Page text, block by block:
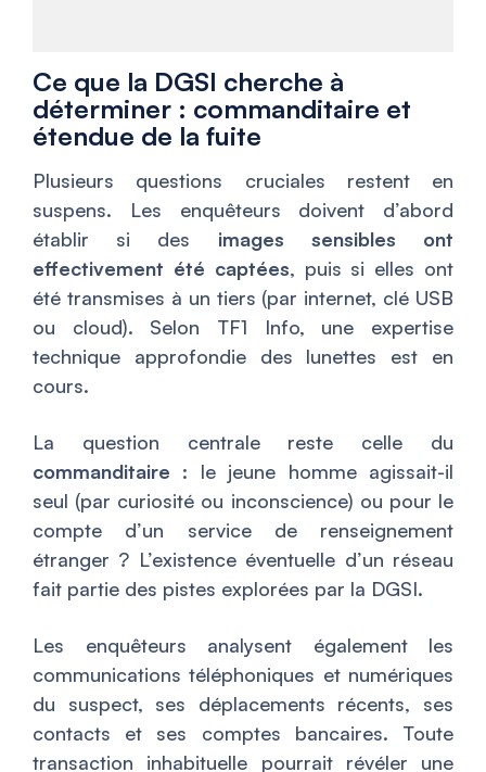
Ce que la DGSI cherche à
déterminer : commanditaire et
étendue de la fuite
Plusieurs questions cruciales restent en
suspens. Les enquêteurs doivent d’abord
établir si des images sensibles ont
effectivement été captées, puis si elles ont
été transmises à un tiers (par internet, clé USB
ou cloud). Selon TF1 Info, une expertise
technique approfondie des lunettes est en
cours.
La question centrale reste celle du
commanditaire : le jeune homme agissait-il
seul (par curiosité ou inconscience) ou pour le
compte d’un service de renseignement
étranger ? L’existence éventuelle d’un réseau
fait partie des pistes explorées par la DGSI.
Les enquêteurs analysent également les
communications téléphoniques et numériques
du suspect, ses déplacements récents, ses
contacts et ses comptes bancaires. Toute
transaction inhabituelle pourrait révéler une